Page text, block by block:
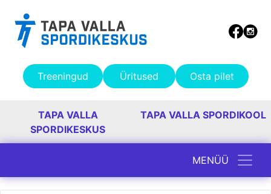
Treeningud Üritused Osta pilet
TAPA VALLA
SPORDIKESKUS
TAPA VALLA SPORDIKOOL
Peamine navigatsioon
MENÜÜ